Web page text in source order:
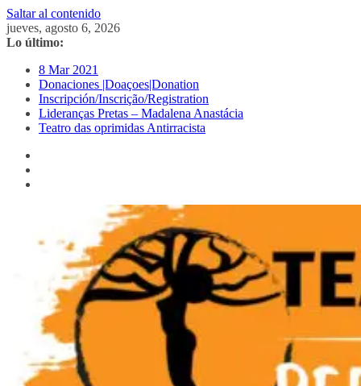
Saltar al contenido
jueves, agosto 6, 2026
Lo último:
8 Mar 2021
Donaciones |Doaçoes|Donation
Inscripción/Inscrição/Registration
Lideranças Pretas – Madalena Anastácia
Teatro das oprimidas Antirracista